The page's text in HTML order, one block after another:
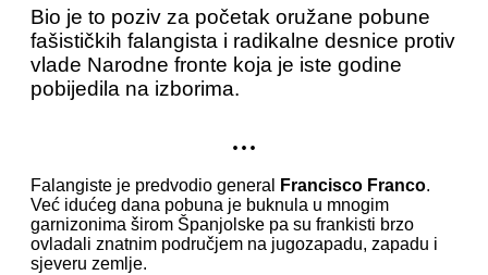
Bio je to poziv za početak oružane pobune
fašističkih falangista i radikalne desnice protiv
vlade Narodne fronte koja je iste godine
pobijedila na izborima.
...
Falangiste je predvodio general Francisco Franco.
Već idućeg dana pobuna je buknula u mnogim
garnizonima širom Španjolske pa su frankisti brzo
ovladali znatnim područjem na jugozapadu, zapadu i
sjeveru zemlje.